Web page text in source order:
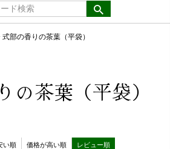
式部の香りの茶葉（平袋）
の茶葉（平袋）
い順 価格が高い順 レビュー順